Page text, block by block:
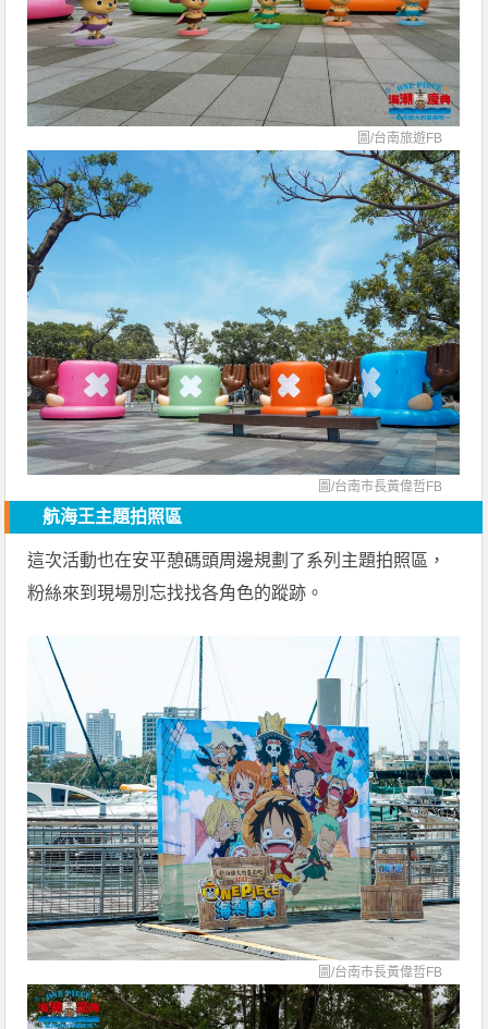
圖/台南旅遊FB
圖/台南市長黃偉哲FB
航海王主題拍照區
這次活動也在安平憩碼頭周邊規劃了系列主題拍照區，
粉絲來到現場別忘找找各角色的蹤跡。
圖/台南市長黃偉哲FB